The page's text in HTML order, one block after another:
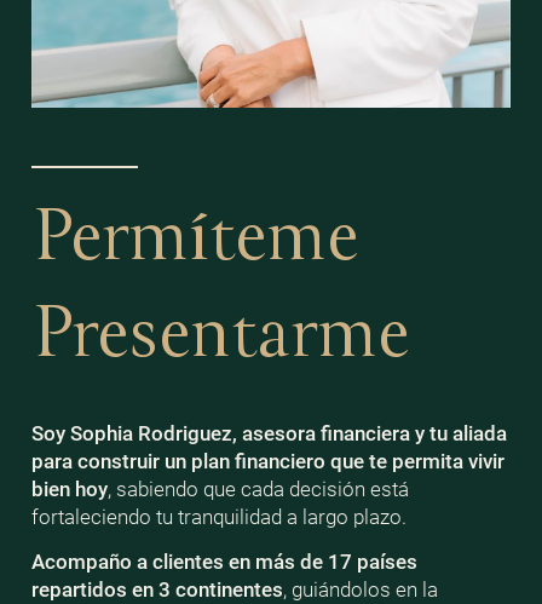
Permíteme
Presentarme
Soy Sophia Rodriguez, asesora financiera y tu aliada
para construir un plan financiero que te permita vivir
bien hoy, sabiendo que cada decisión está
fortaleciendo tu tranquilidad a largo plazo.
Acompaño a clientes en más de 17 países
repartidos en 3 continentes, guiándolos en la